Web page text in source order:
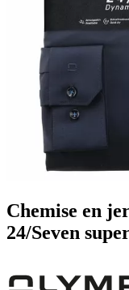
Chemise en
24/Seven